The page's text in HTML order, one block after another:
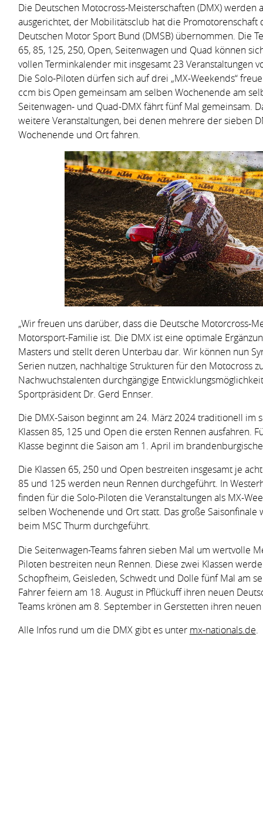
Die Deutschen Motocross-Meisterschaften (DMX) werden
ausgerichtet, der Mobilitätsclub hat die Promotorenschaft
Deutschen Motor Sport Bund (DMSB) übernommen. Die
65, 85, 125, 250, Open, Seitenwagen und Quad können
vollen Terminkalender mit insgesamt 23 Veranstaltungen
Die Solo-Piloten dürfen sich auf drei „MX-Weekends“
ccm bis Open gemeinsam am selben Wochenende am
Seitenwagen- und Quad-DMX fährt fünf Mal gemeinsam.
weitere Veranstaltungen, bei denen mehrere der sieben
Wochenende und Ort fahren.
„Wir freuen uns darüber, dass die Deutsche Motorcross-
Motorsport-Familie ist. Die DMX ist eine optimale
Masters und stellt deren Unterbau dar. Wir können nun
Serien nutzen, nachhaltige Strukturen für den Motocross
Nachwuchstalenten durchgängige
Sportpräsident Dr. Gerd Ennser.
Die DMX-Saison beginnt am 24. März 2024 traditionell im
Klassen 85, 125 und Open die ersten Rennen ausfahren.
Klasse beginnt die Saison am 1. April im
Die Klassen 65, 250 und Open bestreiten insgesamt je
85 und 125 werden neun Rennen durchgeführt. In
finden für die Solo-Piloten die Veranstaltungen als MX-
selben Wochenende und Ort statt. Das große
beim MSC Thurm durchgeführt.
Die Seitenwagen-Teams fahren sieben Mal um wertvolle
Piloten bestreiten neun Rennen. Diese zwei Klassen
Schopfheim, Geisleden, Schwedt und Dolle fünf Mal am
Fahrer feiern am 18. August in Pflückuff ihren neuen
Teams krönen am 8. September in Gerstetten ihren
Alle Infos rund um die DMX gibt es unter mx-nationals.de.